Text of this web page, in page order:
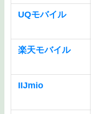
UQモバイル
楽天モバイル
IIJmio